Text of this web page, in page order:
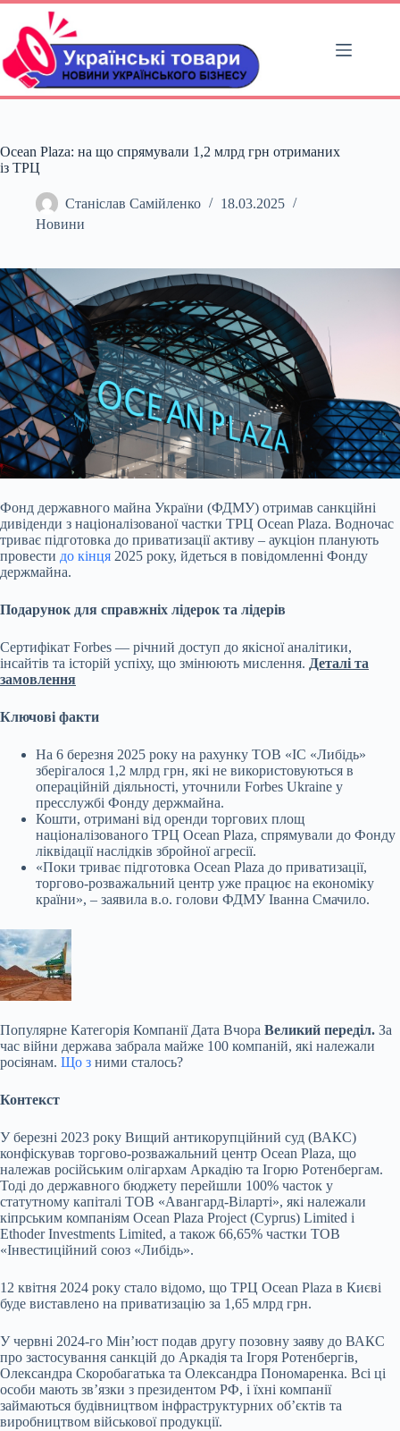
Перейти
вмісту
Ocean Plaza: на що спрямували 1,2 млрд грн отриманих
із ТРЦ
Станіслав Самійленко
18.03.2025
Новини
Фонд державного майна України (ФДМУ) отримав санкційні
дивіденди з націоналізованої частки ТРЦ Ocean Plaza. Водночас
триває підготовка до приватизації активу – аукціон планують
провести до кінця 2025 року, йдеться в повідомленні Фонду
держмайна.
Подарунок для справжніх лідерок та лідерів
Сертифікат Forbes — річний доступ до якісної аналітики,
інсайтів та історій успіху, що змінюють мислення. Деталі та
замовлення
Ключові факти
На 6 березня 2025 року на рахунку ТОВ «ІС «Либідь»
зберігалося 1,2 млрд грн, які не використовуються в
операційній діяльності, уточнили Forbes Ukraine у
пресслужбі Фонду держмайна.
Кошти, отримані від оренди торгових площ
націоналізованого ТРЦ Ocean Plaza, спрямували до Фонду
ліквідації наслідків збройної агресії.
«Поки триває підготовка Ocean Plaza до приватизації,
торгово-розважальний центр уже працює на економіку
країни», – заявила в.о. голови ФДМУ Іванна Смачило.
Популярне Категорія Компанії Дата Вчора Великий переділ. За
час війни держава забрала майже 100 компаній, які належали
росіянам. Що з ними сталось?
Контекст
У березні 2023 року Вищий антикорупційний суд (ВАКС)
конфіскував торгово-розважальний центр Ocean Plaza, що
належав російським олігархам Аркадію та Ігорю Ротенбергам.
Тоді до державного бюджету перейшли 100% часток у
статутному капіталі ТОВ «Авангард-Віларті», які належали
кіпрським компаніям Ocean Plaza Project (Cyprus) Limited і
Ethoder Investments Limited, а також 66,65% частки ТОВ
«Інвестиційний союз «Либідь».
12 квітня 2024 року стало відомо, що ТРЦ Ocean Plaza в Києві
буде виставлено на приватизацію за 1,65 млрд грн.
У червні 2024-го Мінʼюст подав другу позовну заяву до ВАКС
про застосування санкцій до Аркадія та Ігоря Ротенбергів,
Олександра Скоробагатька та Олександра Пономаренка. Всі ці
особи мають звʼязки з президентом РФ, і їхні компанії
займаються будівництвом інфраструктурних обʼєктів та
виробництвом військової продукції.